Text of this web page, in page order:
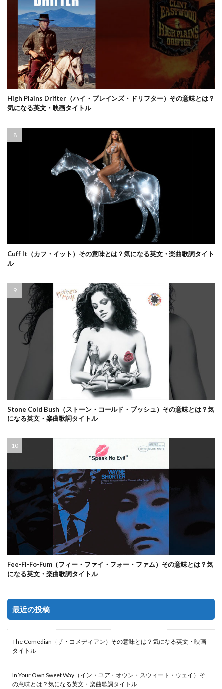
High Plains Drifter（ハイ・プレインズ・ドリフター）その意味とは？
気になる英文・映画タイトル
Cuff It（カフ・イット）その意味とは？気になる英文・楽曲歌詞タイト
ル
Stone Cold Bush（ストーン・コールド・ブッシュ）その意味とは？気
になる英文・楽曲歌詞タイトル
Fee-Fi-Fo-Fum（フィー・ファイ・フォー・ファム）その意味とは？気
になる英文・楽曲歌詞タイトル
最近の投稿
The Comedian（ザ・コメディアン）その意味とは？気になる英文・映画
タイトル
In Your Own Sweet Way（イン・ユア・オウン・スウィート・ウェイ）そ
の意味とは？気になる英文・楽曲歌詞タイトル